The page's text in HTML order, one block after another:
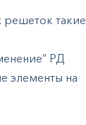
такие
РД
элементы на